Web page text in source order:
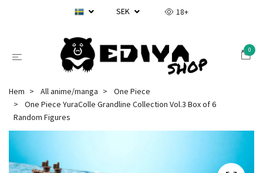
SEK 18+
0
Hem All anime/manga
One Piece
One Piece YuraColle Grandline Collection Vol.3 Box of 6
Random Figures